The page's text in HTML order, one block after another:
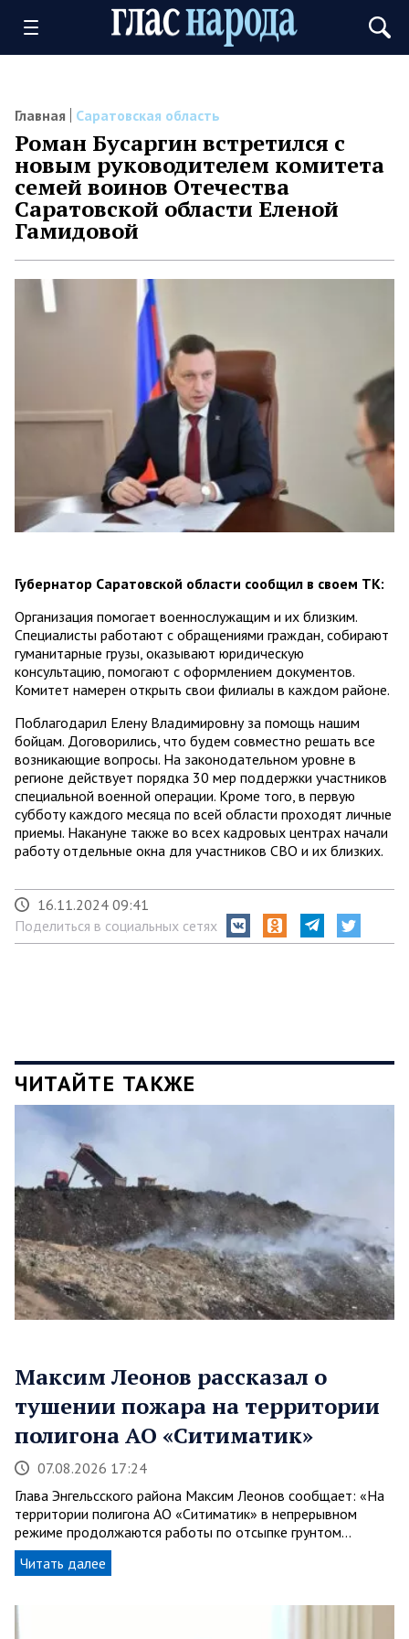
Главная Саратовская область
Роман Бусаргин встретился с
новым руководителем комитета
семей воинов Отечества
Саратовской области Еленой
Гамидовой
Губернатор Саратовской области сообщил в своем ТК:
Организация помогает военнослужащим и их близким.
Специалисты работают с обращениями граждан, собирают
гуманитарные грузы, оказывают юридическую
консультацию, помогают с оформлением документов.
Комитет намерен открыть свои филиалы в каждом районе.
Поблагодарил Елену Владимировну за помощь нашим
бойцам. Договорились, что будем совместно решать все
возникающие вопросы. На законодательном уровне в
регионе действует порядка 30 мер поддержки участников
специальной военной операции. Кроме того, в первую
субботу каждого месяца по всей области проходят личные
приемы. Накануне также во всех кадровых центрах начали
работу отдельные окна для участников СВО и их близких.
16.11.2024 09:41
Поделиться в социальных сетях
ЧИТАЙТЕ ТАКЖЕ
Максим Леонов рассказал о
тушении пожара на территории
полигона АО «Ситиматик»
07.08.2026 17:24
Глава Энгельсского района Максим Леонов сообщает: «На
территории полигона АО «Ситиматик» в непрерывном
режиме продолжаются работы по отсыпке грунтом…
Читать далее